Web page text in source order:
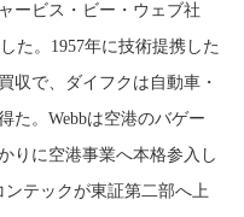
ービス・ビー・ウェブ社
た。1957年に技術提携した
収で、ダイフクは自動車・
た。Webbは空港のバゲー
りに空港事業へ本格参入し
テックが東証第二部へ上